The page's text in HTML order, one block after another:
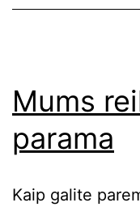
Mums
parama
Kaip galite